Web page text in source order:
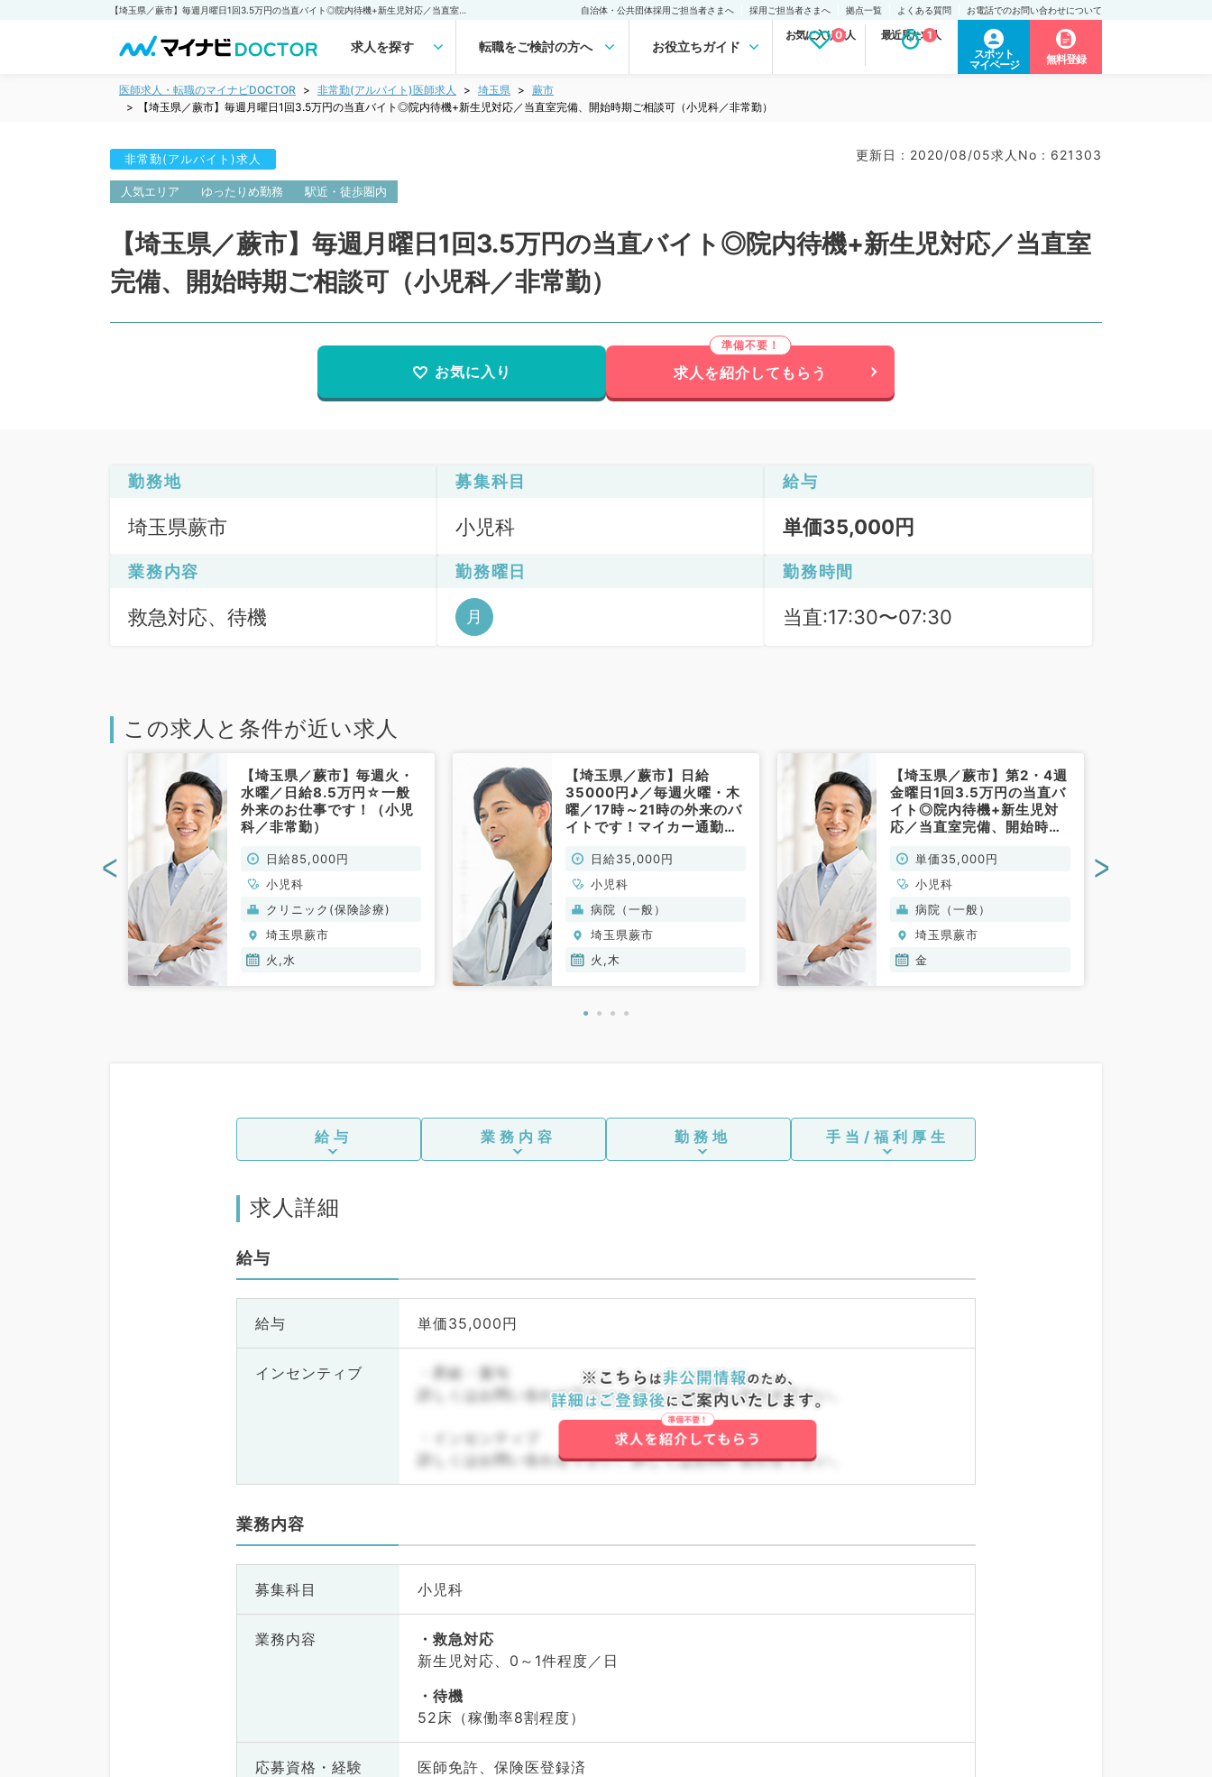
自治体・公共団体採用ご担当者さまへ 採用ご担当者さまへ 拠点一覧 よくある質問 お電話でのお問い合わせについて
求人を探す 転職をご検討の方へ お役立ちガイド
お気に入り求人
0 最近見た求人
1
スポット
マイページ
無料登録
医師求人・転職のマイナビDOCTOR 非常勤(アルバイト)医師求人 埼玉県
蕨市
【埼玉県／蕨市】毎週月曜日1回3.5万円の当直バイト◎院内待機+新生児対応／当直室完備、開始時期ご相談可（小児科／非常勤）
非常勤(アルバイト)求人 更新日 : 2020/08/05求人No : 621303
人気エリア ゆったりめ勤務 駅近・徒歩圏内
【埼玉県／蕨市】毎週月曜日1回3.5万円の当直バイト◎院内待機+新生児対応／当直室
完備、開始時期ご相談可（小児科／非常勤）
お気に入り 求人を紹介してもらう
勤務地
埼玉県蕨市
募集科目
小児科
給与
単価35,000円
業務内容
救急対応、待機
勤務曜日
月
勤務時間
当直:17:30〜07:30
この求人と条件が近い求人
【埼玉県／蕨市】毎週火・
水曜／日給8.5万円☆一般
外来のお仕事です！（小児
科／非常勤）
日給85,000円
小児科
クリニック(保険診療)
埼玉県蕨市
火,水
【埼玉県／蕨市】日給
35000円♪／毎週火曜・木
曜／17時～21時の外来のバ
イトです！マイカー通勤
日給35,000円
小児科
病院（一般）
埼玉県蕨市
火,木
【埼玉県／蕨市】第2・4週
金曜日1回3.5万円の当直バ
イト◎院内待機+新生児対
応／当直室完備、開始時期
勤）単価35,000円
小児科
病院（一般）
埼玉県蕨市
金
< >
給与 業務内容 勤務地 手当/福利厚生
求人詳細
給与
給与 単価35,000円
インセンティブ
・昇給・賞与
詳しくはお問い合わせ下さい。詳しくはお問い合わせ下さい。
・インセンティブ
詳しくはお問い合わせ下さい。詳しくはお問い合わせ下さい。
業務内容
募集科目 小児科
業務内容
救急対応
新生児対応、0～1件程度／日
待機
52床（稼働率8割程度）
応募資格・ 経験 医師免許、保険医登録済